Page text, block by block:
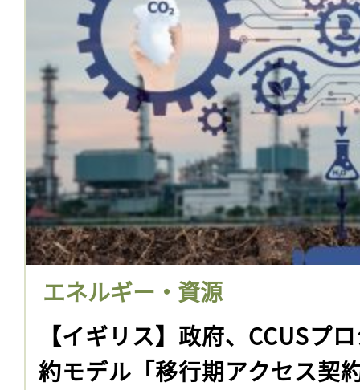
エネルギー・資源
【イギリス】政府、CCUSプ
約モデル「移行期アクセス契